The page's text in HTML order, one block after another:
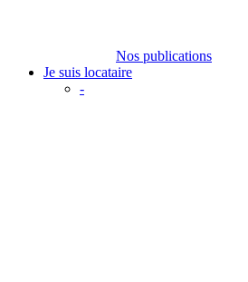
Nos publications
Je suis locataire
-